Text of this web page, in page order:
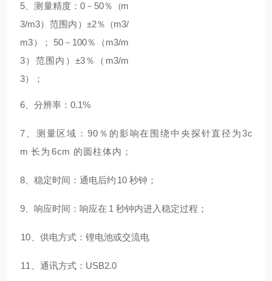
5 、测量精度：0 － 50％（m
3/m3）范围内） ±2％（m3/
m3）； 50－ 100％（m3/m
3）范围内） ±3％（ m3/m
3）；
6 、分辨率： 0.1%
7 、测量区域：90 ％的影响在围绕中央探针直径为3c
m 长为 6cm 的圆柱体内；
8 、稳定时间：通电后约 10 秒钟；
9 、响应时间：响应在 1 秒钟内进入稳定过程；
10 、供电方式：锂电池或交流电
11 、通讯方式： USB2.0